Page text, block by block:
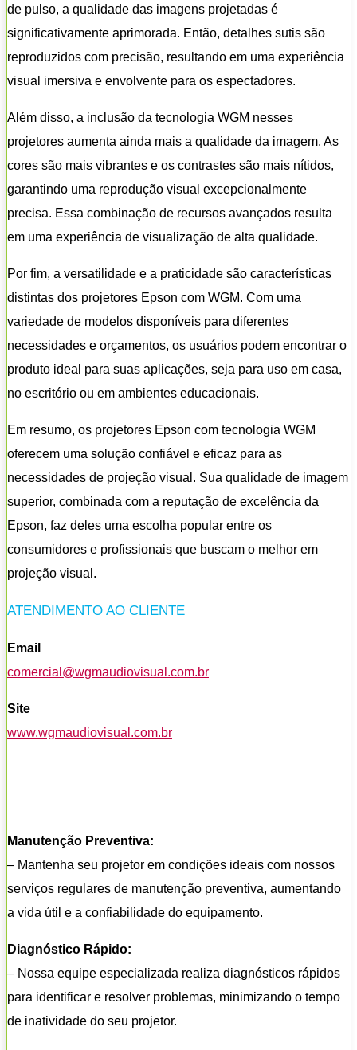
de pulso, a qualidade das imagens projetadas é
significativamente aprimorada. Então, detalhes sutis são
reproduzidos com precisão, resultando em uma experiência
visual imersiva e envolvente para os espectadores.
Além disso, a inclusão da tecnologia WGM nesses
projetores aumenta ainda mais a qualidade da imagem. As
cores são mais vibrantes e os contrastes são mais nítidos,
garantindo uma reprodução visual excepcionalmente
precisa. Essa combinação de recursos avançados resulta
em uma experiência de visualização de alta qualidade.
Por fim, a versatilidade e a praticidade são características
distintas dos projetores Epson com WGM. Com uma
variedade de modelos disponíveis para diferentes
necessidades e orçamentos, os usuários podem encontrar o
produto ideal para suas aplicações, seja para uso em casa,
no escritório ou em ambientes educacionais.
Em resumo, os projetores Epson com tecnologia WGM
oferecem uma solução confiável e eficaz para as
necessidades de projeção visual. Sua qualidade de imagem
superior, combinada com a reputação de excelência da
Epson, faz deles uma escolha popular entre os
consumidores e profissionais que buscam o melhor em
projeção visual.
ATENDIMENTO AO CLIENTE
Email
comercial@wgmaudiovisual.com.br
Site
www.wgmaudiovisual.com.br
Manutenção Preventiva:
– Mantenha seu projetor em condições ideais com nossos
serviços regulares de manutenção preventiva, aumentando
a vida útil e a confiabilidade do equipamento.
Diagnóstico Rápido:
– Nossa equipe especializada realiza diagnósticos rápidos
para identificar e resolver problemas, minimizando o tempo
de inatividade do seu projetor.